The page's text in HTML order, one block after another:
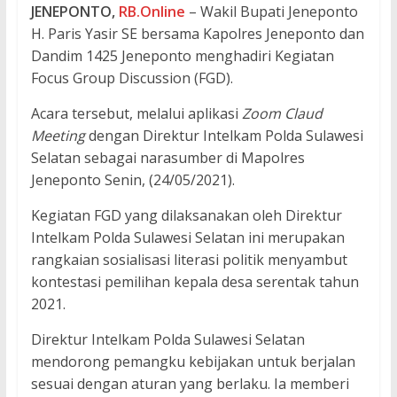
JENEPONTO, RB.Online – Wakil Bupati Jeneponto
H. Paris Yasir SE bersama Kapolres Jeneponto dan
Dandim 1425 Jeneponto menghadiri Kegiatan
Focus Group Discussion (FGD).
Acara tersebut, melalui aplikasi Zoom Claud
Meetingdengan Direktur Intelkam Polda Sulawesi
Selatan sebagai narasumber di Mapolres
Jeneponto Senin, (24/05/2021).
Kegiatan FGD yang dilaksanakan oleh Direktur
Intelkam Polda Sulawesi Selatan ini merupakan
rangkaian sosialisasi literasi politik menyambut
kontestasi pemilihan kepala desa serentak tahun
2021.
Direktur Intelkam Polda Sulawesi Selatan
mendorong pemangku kebijakan untuk berjalan
sesuai dengan aturan yang berlaku. Ia memberi